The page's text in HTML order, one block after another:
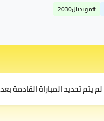
#مونديال2030
لم يتم تحديد المباراة القادمة بعد